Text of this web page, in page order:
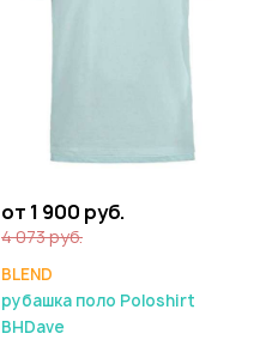
от 1 900 руб.
4 073 руб.
BLEND
рубашка поло Poloshirt
BHDave